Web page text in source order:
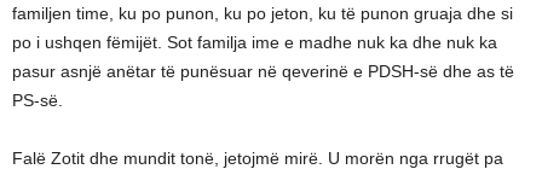
familjen time, ku po punon, ku po jeton, ku të punon gruaja dhe si
po i ushqen fëmijët. Sot familja ime e madhe nuk ka dhe nuk ka
pasur asnjë anëtar të punësuar në qeverinë e PDSH-së dhe as të
PS-së.
Falë Zotit dhe mundit tonë, jetojmë mirë. U morën nga rrugët pa